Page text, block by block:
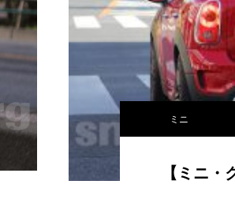
ミニ
【ミニ・